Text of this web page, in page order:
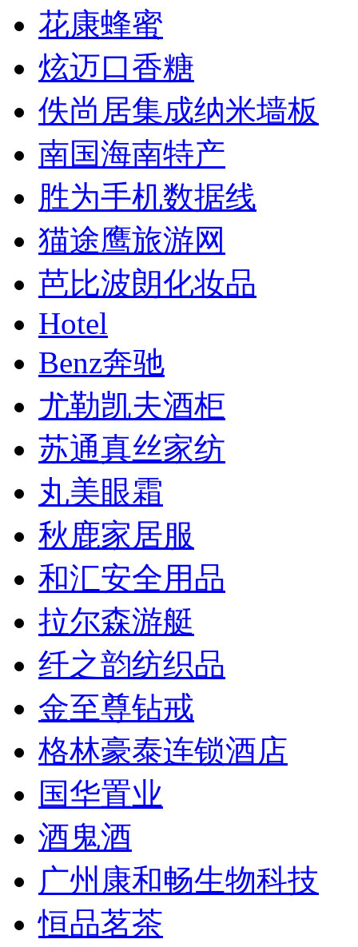
花康蜂蜜
炫迈口香糖
佚尚居集成纳米墙板
南国海南特产
胜为手机数据线
猫途鹰旅游网
芭比波朗化妆品
Hotel
Benz奔驰
尤勒凯夫酒柜
苏通真丝家纺
丸美眼霜
秋鹿家居服
和汇安全用品
拉尔森游艇
纤之韵纺织品
金至尊钻戒
格林豪泰连锁酒店
国华置业
酒鬼酒
广州康和畅生物科技
恒品茗茶